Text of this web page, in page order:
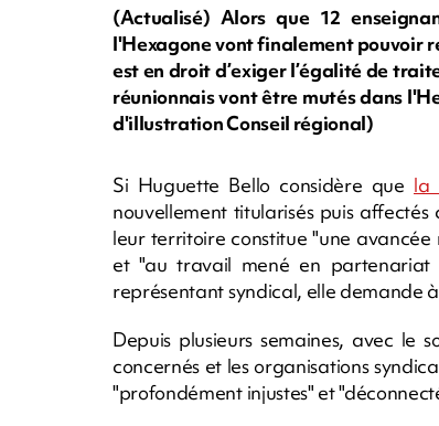
(Actualisé) Alors que 12
l'Hexagone vont finalement pouvoir
est en droit d’exiger l’égalité de
réunionnais vont être mutés dans
d'illustration Conseil régional)
Si Huguette Bello considère que la
nouvellement titularisés puis
leur territoire constitue "une
et "au travail mené en partenariat
représentant syndical, elle demande
Depuis plusieurs semaines, avec le
concernés et les organisations
"profondément injustes" et